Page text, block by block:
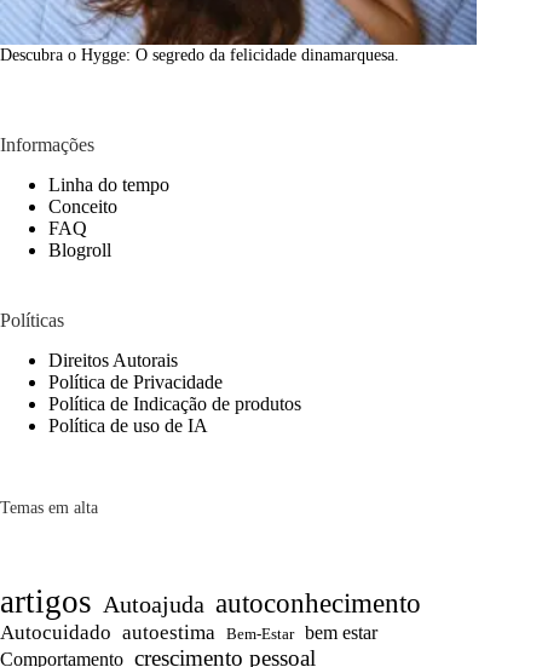
Descubra o Hygge: O segredo da felicidade dinamarquesa.
Informações
Linha do tempo
Conceito
FAQ
Blogroll
Políticas
Direitos Autorais
Política de Privacidade
Política de Indicação de produtos
Política de uso de IA
Temas em alta
artigos Autoajuda autoconhecimento
Autocuidado autoestima Bem-Estar bem estar
Comportamento crescimento pessoal